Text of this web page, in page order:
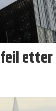
feil etter